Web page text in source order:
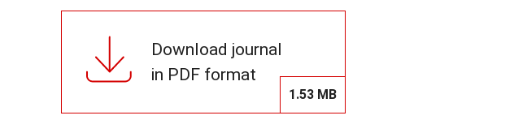
Download journal
in PDF format
1.53 MB